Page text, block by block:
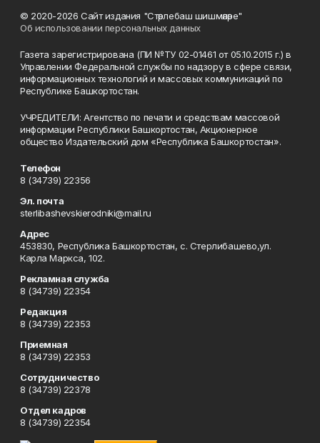
© 2020-2026 Сайт издания "Стәрлебаш шишмәләре"
Об использовании персональных данных
Газета зарегистрирована (ПИ №ТУ 02-01461 от 05.10.2015 г.) в
Управлении Федеральной службы по надзору в сфере связи,
информационных технологий и массовых коммуникаций по
Республике Башкортостан.
УЧРЕДИТЕЛИ: Агентство по печати и средствам массовой
информации Республики Башкортостан, Акционерное
общество Издательский дом «Республика Башкортостан».
Телефон
8 (34739) 22356
Эл. почта
sterlibashevskierodniki@mail.ru
Адрес
453830, Республика Башкортостан, c. Стерлибашево,ул.
Карла Маркса, 102.
Рекламная служба
8 (34739) 22354
Редакция
8 (34739) 22353
Приемная
8 (34739) 22353
Сотрудничество
8 (34739) 22378
Отдел кадров
8 (34739) 22354